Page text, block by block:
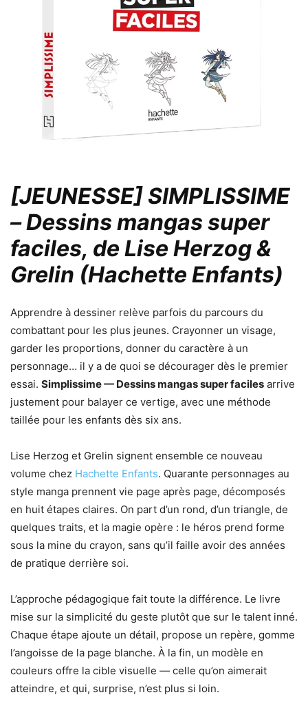
[JEUNESSE] SIMPLISSIME
– Dessins mangas super
faciles, de Lise Herzog &
Grelin (Hachette Enfants)
Apprendre à dessiner relève parfois du parcours du
combattant pour les plus jeunes. Crayonner un visage,
garder les proportions, donner du caractère à un
personnage… il y a de quoi se décourager dès le premier
essai. Simplissime — Dessins mangas super faciles arrive
justement pour balayer ce vertige, avec une méthode
taillée pour les enfants dès six ans.
Lise Herzog et Grelin signent ensemble ce nouveau
volume chez Hachette Enfants. Quarante personnages au
style manga prennent vie page après page, décomposés
en huit étapes claires. On part d’un rond, d’un triangle, de
quelques traits, et la magie opère : le héros prend forme
sous la mine du crayon, sans qu’il faille avoir des années
de pratique derrière soi.
L’approche pédagogique fait toute la différence. Le livre
mise sur la simplicité du geste plutôt que sur le talent inné.
Chaque étape ajoute un détail, propose un repère, gomme
l’angoisse de la page blanche. À la fin, un modèle en
couleurs offre la cible visuelle — celle qu’on aimerait
atteindre, et qui, surprise, n’est plus si loin.